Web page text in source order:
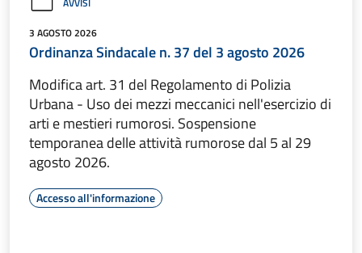
3 AGOSTO 2026
Ordinanza Sindacale n. 37 del 3 agosto 2026
Modifica art. 31 del Regolamento di Polizia
Urbana - Uso dei mezzi meccanici nell'esercizio di
arti e mestieri rumorosi. Sospensione
temporanea delle attività rumorose dal 5 al 29
agosto 2026.
Accesso all'informazione